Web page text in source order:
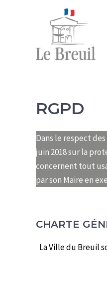
RGPD
Dans le respect
juin 2018 sur la
concernent tout
par son Maire en
CHARTE
La Ville du Breuil